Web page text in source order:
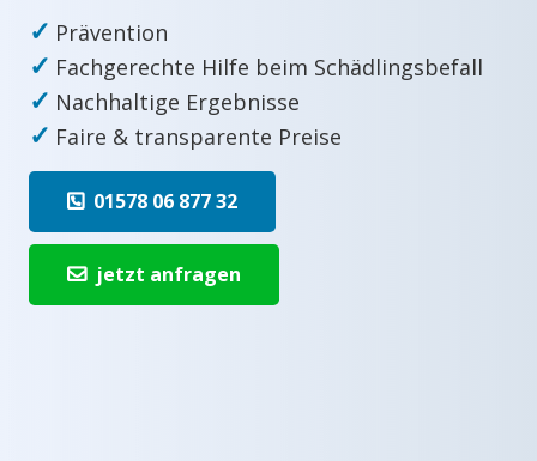
✓ Prävention
✓ Fachgerechte Hilfe beim Schädlingsbefall
✓ Nachhaltige Ergebnisse
✓ Faire & transparente Preise
01578 06 877 32
jetzt anfragen